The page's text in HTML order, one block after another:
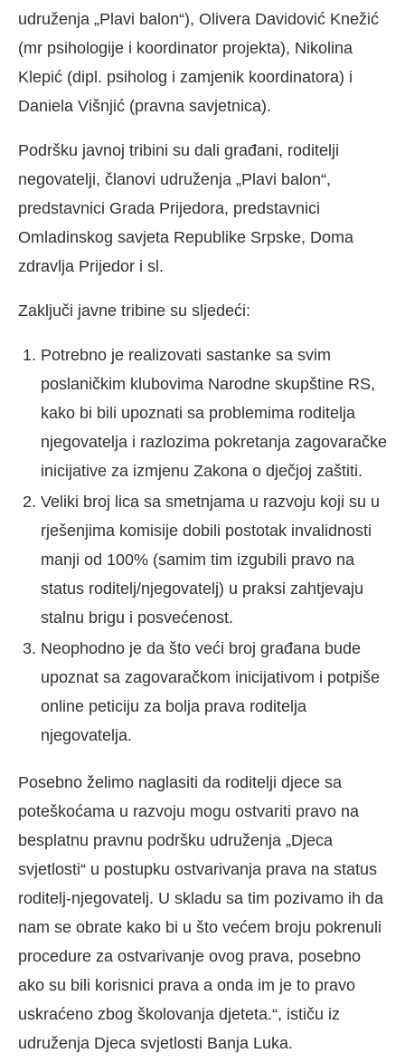
udruženja „Plavi balon“), Olivera Davidović Knežić
(mr psihologije i koordinator projekta), Nikolina
Klepić (dipl. psiholog i zamjenik koordinatora) i
Daniela Višnjić (pravna savjetnica).
Podršku javnoj tribini su dali građani, roditelji
negovatelji, članovi udruženja „Plavi balon“,
predstavnici Grada Prijedora, predstavnici
Omladinskog savjeta Republike Srpske, Doma
zdravlja Prijedor i sl.
Zaključi javne tribine su sljedeći:
Potrebno je realizovati sastanke sa svim
poslaničkim klubovima Narodne skupštine RS,
kako bi bili upoznati sa problemima roditelja
njegovatelja i razlozima pokretanja zagovaračke
inicijative za izmjenu Zakona o dječjoj zaštiti.
Veliki broj lica sa smetnjama u razvoju koji su u
rješenjima komisije dobili postotak invalidnosti
manji od 100% (samim tim izgubili pravo na
status roditelj/njegovatelj) u praksi zahtjevaju
stalnu brigu i posvećenost.
Neophodno je da što veći broj građana bude
upoznat sa zagovaračkom inicijativom i potpiše
online peticiju za bolja prava roditelja
njegovatelja.
Posebno želimo naglasiti da roditelji djece sa
poteškoćama u razvoju mogu ostvariti pravo na
besplatnu pravnu podršku udruženja „Djeca
svjetlosti“ u postupku ostvarivanja prava na status
roditelj-njegovatelj. U skladu sa tim pozivamo ih da
nam se obrate kako bi u što većem broju pokrenuli
procedure za ostvarivanje ovog prava, posebno
ako su bili korisnici prava a onda im je to pravo
uskraćeno zbog školovanja djeteta.“, ističu iz
udruženja Djeca svjetlosti Banja Luka.